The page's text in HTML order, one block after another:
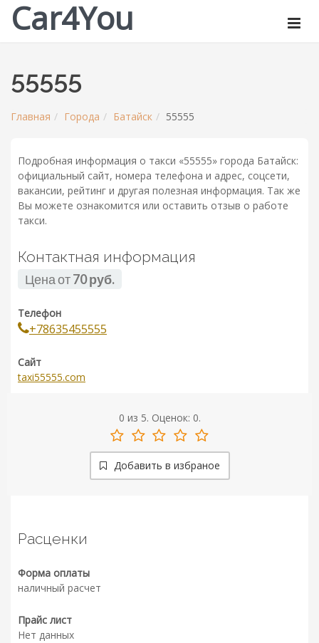
Car4You
55555
Главная Города Батайск 55555
Подробная информация о такси «55555» города Батайск:
официальный сайт, номера телефона и адрес, соцсети,
вакансии, рейтинг и другая полезная информация. Так же
Вы можете ознакомится или оставить отзыв о работе
такси.
Контактная информация
Цена от70 руб.
Телефон
+78635455555
Сайт
taxi55555.com
0 из 5. Оценок: 0.
Добавить в избраное
Расценки
Форма оплаты
наличный расчет
Прайс лист
Нет данных